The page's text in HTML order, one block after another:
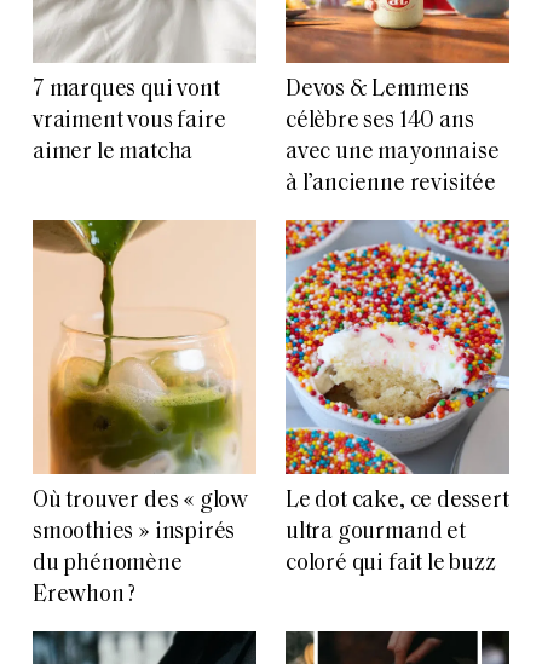
7 marques qui vont
vraiment vous faire
aimer le matcha
Devos & Lemmens
célèbre ses 140 ans
avec une mayonnaise
à l’ancienne revisitée
Où trouver des « glow
smoothies » inspirés
du phénomène
Erewhon ?
Le dot cake, ce dessert
ultra gourmand et
coloré qui fait le buzz